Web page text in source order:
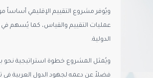
ويُوفر مشروع التقييم الإقليمي أساساً
عمليات التقييم والقياس، كما يُسهم
الدولية.
ويُمثل المشروع خطوة استراتيجية نحو
فضلاً عن دعمه لجهود الدول العربية في